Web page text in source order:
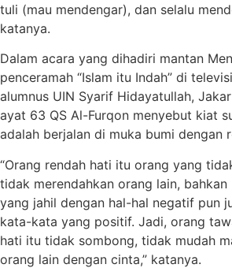
tuli (mau mendengar), dan selalu
katanya.
Dalam acara yang dihadiri mantan
penceramah “Islam itu Indah” di
alumnus UIN Syarif Hidayatullah,
ayat 63 QS Al-Furqon menyebut kiat
adalah berjalan di muka bumi dengan
“Orang rendah hati itu orang yang
tidak merendahkan orang lain,
yang jahil dengan hal-hal negatif pun
kata-kata yang positif. Jadi, orang
hati itu tidak sombong, tidak mudah
orang lain dengan cinta,” katanya.